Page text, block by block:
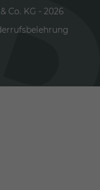
Co. KG - 2026